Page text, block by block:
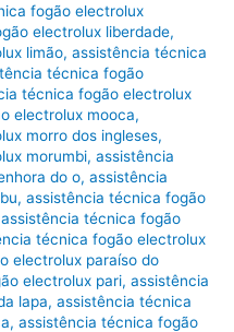
fogão electrolux
electrolux liberdade,
limão,assistência técnica
técnica fogão
técnica fogão electrolux
electrolux mooca,
morro dos ingleses,
morumbi,assistência
do o,assistência
,assistência técnica fogão
assistência técnica fogão
técnica fogão electrolux
electrolux paraíso do
electrolux pari,assistência
lapa,assistência técnica
,assistência técnica fogão